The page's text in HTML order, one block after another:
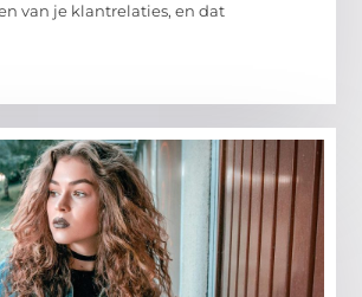
van je klantrelaties, en dat